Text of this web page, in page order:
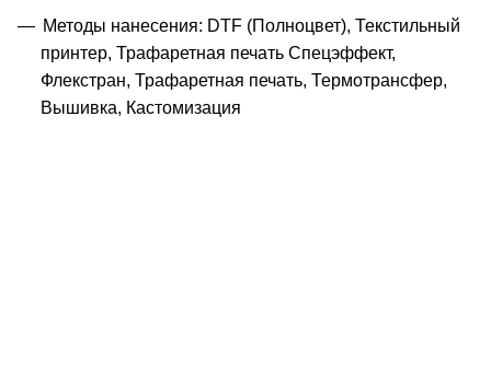
Методы нанесения: DTF (Полноцвет), Текстильный
принтер, Трафаретная печать Спецэффект,
Флекстран, Трафаретная печать, Термотрансфер,
Вышивка, Кастомизация